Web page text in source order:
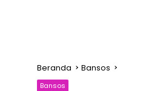
Beranda Bansos
Bansos